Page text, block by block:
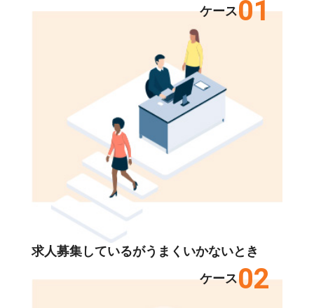
求人募集しているがうまくいかないとき
ケース01
ケース02